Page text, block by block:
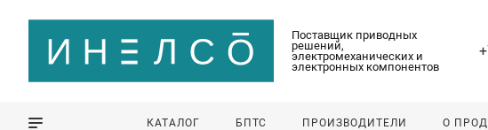
Поставщик приводных
решений,
электромеханических и
электронных компонентов
КАТАЛОГ БПТС ПРОИЗВОДИТЕЛИ О